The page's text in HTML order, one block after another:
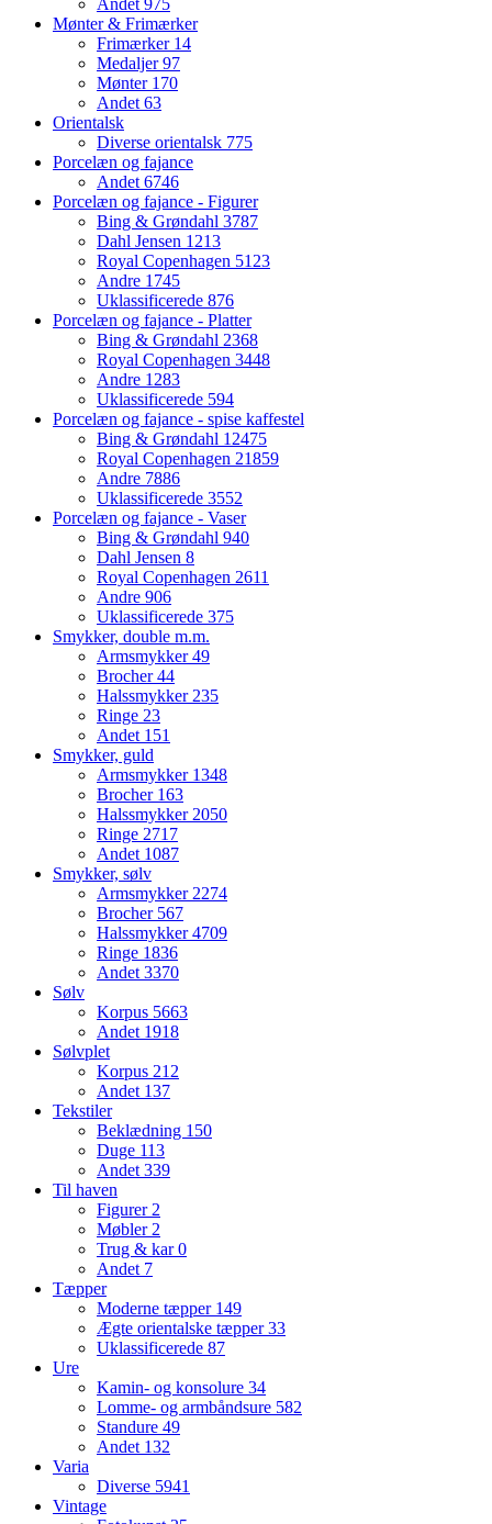
Andet 975
Mønter & Frimærker
Frimærker 14
Medaljer97
Mønter 170
Andet 63
Orientalsk
Diverse orientalsk 775
Porcelæn og fajance
Andet 6746
Porcelæn og fajance - Figurer
Bing & Grøndahl 3787
Dahl Jensen 1213
Royal Copenhagen 5123
Andre 1745
Uklassificerede 876
Porcelæn og fajance - Platter
Bing & Grøndahl 2368
Royal Copenhagen 3448
Andre 1283
Uklassificerede 594
Porcelæn og fajance - spise kaffestel
Bing & Grøndahl 12475
Royal Copenhagen 21859
Andre 7886
Uklassificerede 3552
Porcelæn og fajance - Vaser
Bing & Grøndahl 940
Dahl Jensen 8
Royal Copenhagen 2611
Andre 906
Uklassificerede 375
Smykker, double m.m.
Armsmykker49
Brocher44
Halssmykker 235
Ringe 23
Andet 151
Smykker, guld
Armsmykker 1348
Brocher 163
Halssmykker 2050
Ringe 2717
Andet 1087
Smykker, sølv
Armsmykker 2274
Brocher 567
Halssmykker4709
Ringe 1836
Andet 3370
Sølv
Korpus 5663
Andet 1918
Sølvplet
Korpus 212
Andet 137
Tekstiler
Beklædning 150
Duge 113
Andet 339
Til haven
Figurer 2
Møbler 2
Trug & kar0
Andet 7
Tæpper
Moderne tæpper 149
Ægte orientalske tæpper33
Uklassificerede 87
Ure
Kamin- og konsolure 34
Lomme- og armbåndsure 582
Standure 49
Andet 132
Varia
Diverse 5941
Vintage